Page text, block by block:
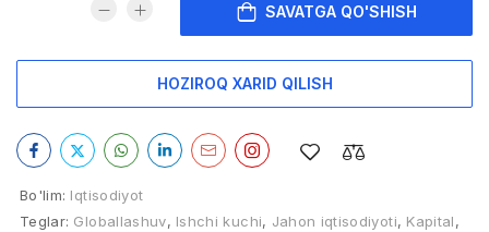
SAVATGA QO'SHISH
HOZIROQ XARID QILISH
Bo'lim: Iqtisodiyot
Teglar: Globallashuv, Ishchi kuchi, Jahon iqtisodiyoti, Kapital,